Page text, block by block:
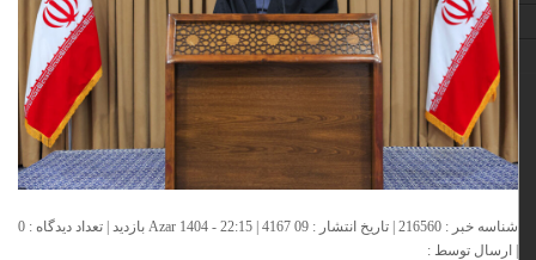
شناسه خبر : 216560 | تاریخ انتشار : 09 Azar 1404 - 22:15 | 4167 بازدید | تعداد دیدگاه :
0
| ارسال توسط :